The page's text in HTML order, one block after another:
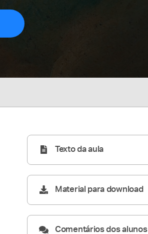
Texto da aula
Material para download
Comentários dos alunos